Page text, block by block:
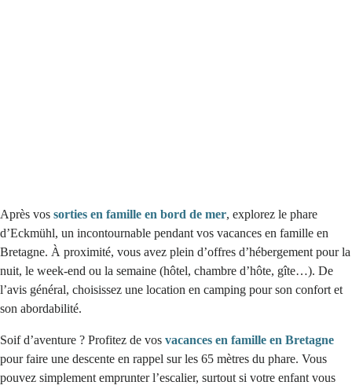
Après vos sorties en famille en bord de mer, explorez le phare
d’Eckmühl, un incontournable pendant vos vacances en famille en
Bretagne. À proximité, vous avez plein d’offres d’hébergement pour la
nuit, le week-end ou la semaine (hôtel, chambre d’hôte, gîte…). De
l’avis général, choisissez une location en camping pour son confort et
son abordabilité.
Soif d’aventure ? Profitez de vos vacances en famille en Bretagne
pour faire une descente en rappel sur les 65 mètres du phare. Vous
pouvez simplement emprunter l’escalier, surtout si votre enfant vous